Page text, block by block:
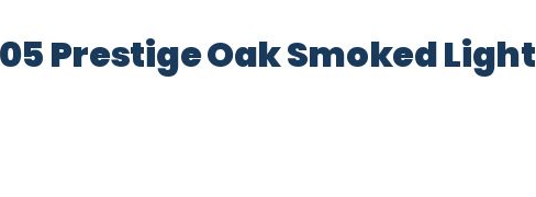
Prestige Oak Smoked Light